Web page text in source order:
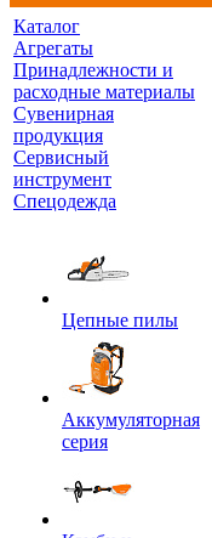
Каталог
Агрегаты
Принадлежности и
расходные материалы
Сувенирная
продукция
Сервисный
инструмент
Спецодежда
Цепные пилы
Аккумуляторная
серия